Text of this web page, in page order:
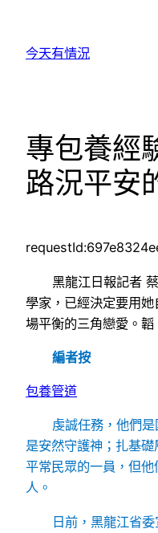
今天有情況
專包養經
路況平安
黑龍江日報記者
學家，已經決定要用
場平衡的三角戀愛。韜
編者按
包養管道
虔誠任務，他們
是安然守護神；扎基
平常民眾的一員，但
人。
日前，黑龍江省